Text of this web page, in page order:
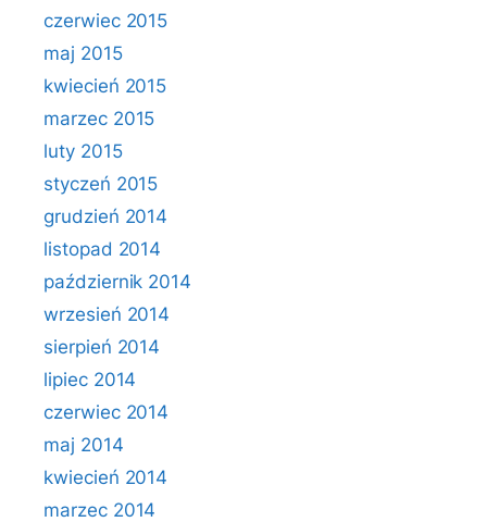
czerwiec 2015
maj 2015
kwiecień 2015
marzec 2015
luty 2015
styczeń 2015
grudzień 2014
listopad 2014
październik 2014
wrzesień 2014
sierpień 2014
lipiec 2014
czerwiec 2014
maj 2014
kwiecień 2014
marzec 2014